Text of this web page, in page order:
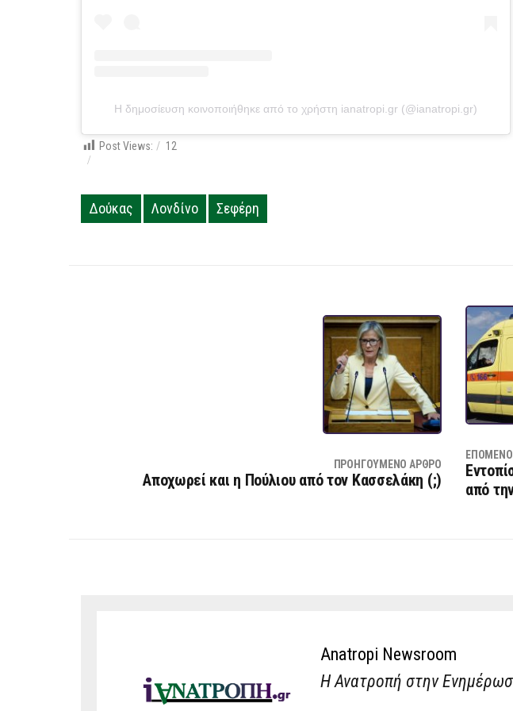
Η δημοσίευση κοινοποιήθηκε από το χρήστη ianatropi.gr (@ianatropi.gr)
Post Views: 12
Δούκας Λονδίνο Σεφέρη
ΠΡΟΗΓΟΎΜΕΝΟ ΆΡΘΡΟ
Αποχωρεί και η Πούλιου από τον Κασσελάκη (;)
από
Anatropi Newsroom
Η Ανατροπή στην